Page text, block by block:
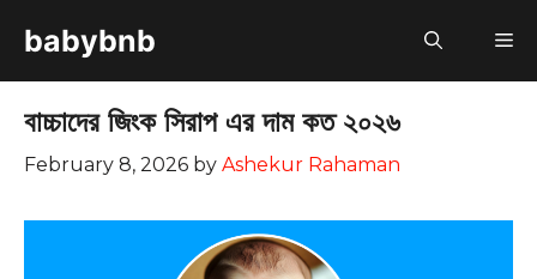
babybnb
বাচ্চাদের জিংক সিরাপ এর দাম কত ২০২৬
February 8, 2026 by Ashekur Rahaman